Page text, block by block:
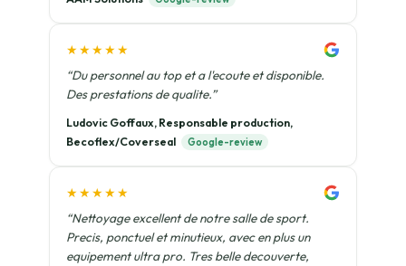
★★★★★
“Du personnel au top et a l'ecoute et disponible.
Des prestations de qualite.”
Ludovic Goffaux, Responsable production,
Becoflex/Coverseal
Google-review
★★★★★
“Nettoyage excellent de notre salle de sport.
Precis, ponctuel et minutieux, avec en plus un
equipement ultra pro. Tres belle decouverte,